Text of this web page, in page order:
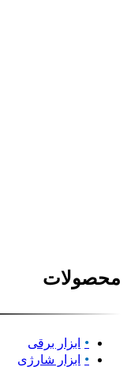
محصولات
ابزار برقی
ابزار شارژی